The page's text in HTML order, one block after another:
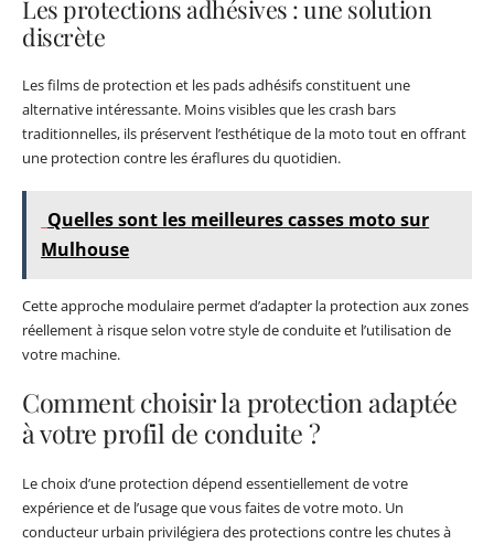
Les protections adhésives : une solution
discrète
Les films de protection et les pads adhésifs constituent une
alternative intéressante. Moins visibles que les crash bars
traditionnelles, ils préservent l’esthétique de la moto tout en offrant
une protection contre les éraflures du quotidien.
Quelles sont les meilleures casses moto sur
Mulhouse
Cette approche modulaire permet d’adapter la protection aux zones
réellement à risque selon votre style de conduite et l’utilisation de
votre machine.
Comment choisir la protection adaptée
à votre profil de conduite ?
Le choix d’une protection dépend essentiellement de votre
expérience et de l’usage que vous faites de votre moto. Un
conducteur urbain privilégiera des protections contre les chutes à